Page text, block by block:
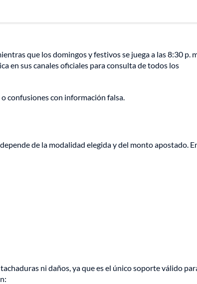
que los domingos y festivos se juega a las 8:30 p.
en sus canales oficiales para consulta de todos los
confusiones con información falsa.
de la modalidad elegida y del monto apostado.
ni daños, ya que es el único soporte válido